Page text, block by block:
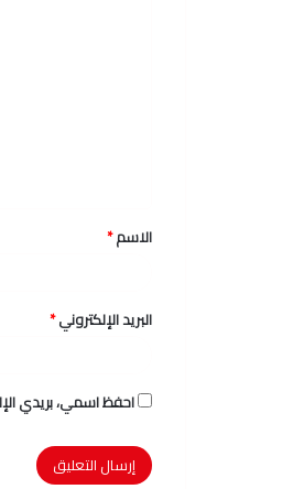
*
الاسم*
البريد الإلكتروني*
احفظ اسمي، بريدي